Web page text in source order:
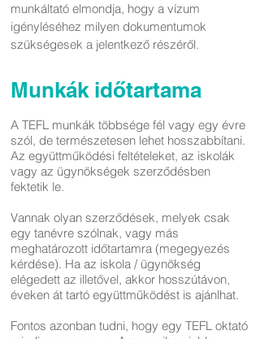
munkáltató elmondja, hogy a vízum
igényléséhez milyen dokumentumok
szükségesek a jelentkező részéről.
Munkák időtartama
A TEFL munkák többsége fél vagy egy évre
szól, de természetesen lehet hosszabbítani.
Az együttműködési feltételeket, az iskolák
vagy az ügynökségek szerződésben
fektetik le.
Vannak olyan szerződések, melyek csak
egy tanévre szólnak, vagy más
meghatározott időtartamra (megegyezés
kérdése). Ha az iskola / ügynökség
elégedett az illetővel, akkor hosszútávon,
éveken át tartó együttműködést is ajánlhat.
Fontos azonban tudni, hogy egy TEFL oktató